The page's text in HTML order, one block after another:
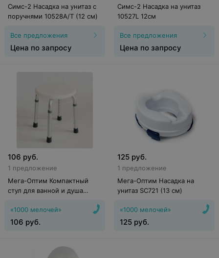
Симс-2 Насадка на унитаз с
поручнями 10528А/T (12 см)
Все предложения
Цена по запросу
Симс-2 Насадка на унитаз
10527L 12см
Все предложения
Цена по запросу
106 руб.
1 предложение
Мега-Оптим Компактный
стул для ванной и душа
пожилых людей и инвалидов
«1000 мелочей»
106 руб.
125 руб.
1 предложение
Мега-Оптим Насадка на
унитаз SC721 (13 см)
«1000 мелочей»
125 руб.